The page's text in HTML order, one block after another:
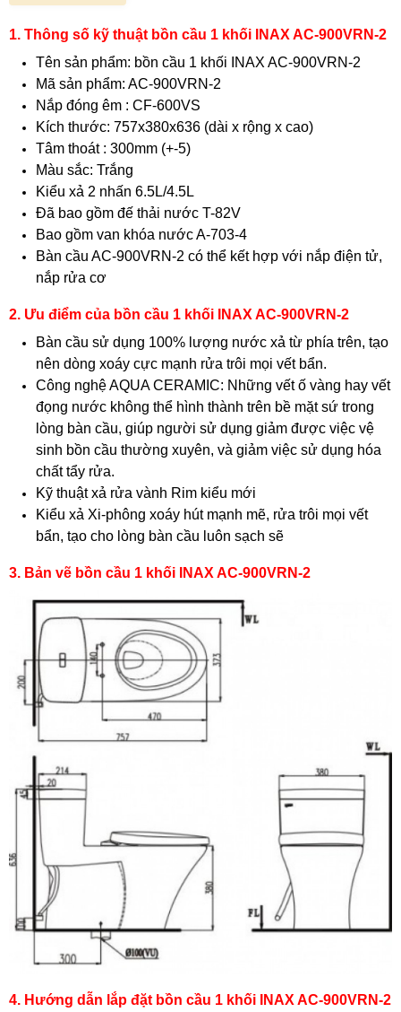
1. Thông số kỹ thuật bồn cầu 1 khối INAX AC-900VRN-2
Tên sản phẩm: bồn cầu 1 khối INAX AC-900VRN-2
Mã sản phẩm: AC-900VRN-2
Nắp đóng êm : CF-600VS
Kích thước: 757x380x636 (dài x rộng x cao)
Tâm thoát : 300mm (+-5)
Màu sắc: Trắng
Kiểu xả 2 nhấn 6.5L/4.5L
Đã bao gồm đế thải nước T-82V
Bao gồm van khóa nước A-703-4
Bàn cầu AC-900VRN-2 có thể kết hợp với nắp điện tử,
nắp rửa cơ
2. Ưu điểm của bồn cầu 1 khối INAX AC-900VRN-2
Bàn cầu sử dụng 100% lượng nước xả từ phía trên, tạo
nên dòng xoáy cực mạnh rửa trôi mọi vết bẩn.
Công nghệ AQUA CERAMIC: Những vết ố vàng hay vết
đọng nước không thể hình thành trên bề mặt sứ trong
lòng bàn cầu, giúp người sử dụng giảm được việc vệ
sinh bồn cầu thường xuyên, và giảm việc sử dụng hóa
chất tẩy rửa.
Kỹ thuật xả rửa vành Rim kiểu mới
Kiểu xả Xi-phông xoáy hút mạnh mẽ, rửa trôi mọi vết
bẩn, tạo cho lòng bàn cầu luôn sạch sẽ
3. Bản vẽ bồn cầu 1 khối INAX AC-900VRN-2
4. Hướng dẫn lắp đặt bồn cầu 1 khối INAX AC-900VRN-2